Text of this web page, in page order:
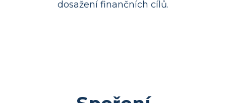
dosažení finančních cílů.